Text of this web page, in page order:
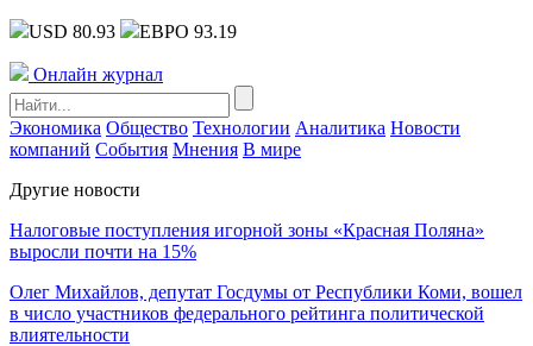
USD 80.93 ЕВРО 93.19
Онлайн журнал
Экономика Общество Технологии Аналитика Новости
компаний События Мнения В мире
Другие новости
Налоговые поступления игорной зоны «Красная Поляна»
выросли почти на 15%
Олег Михайлов, депутат Госдумы от Республики Коми, вошел
в число участников федерального рейтинга политической
влиятельности